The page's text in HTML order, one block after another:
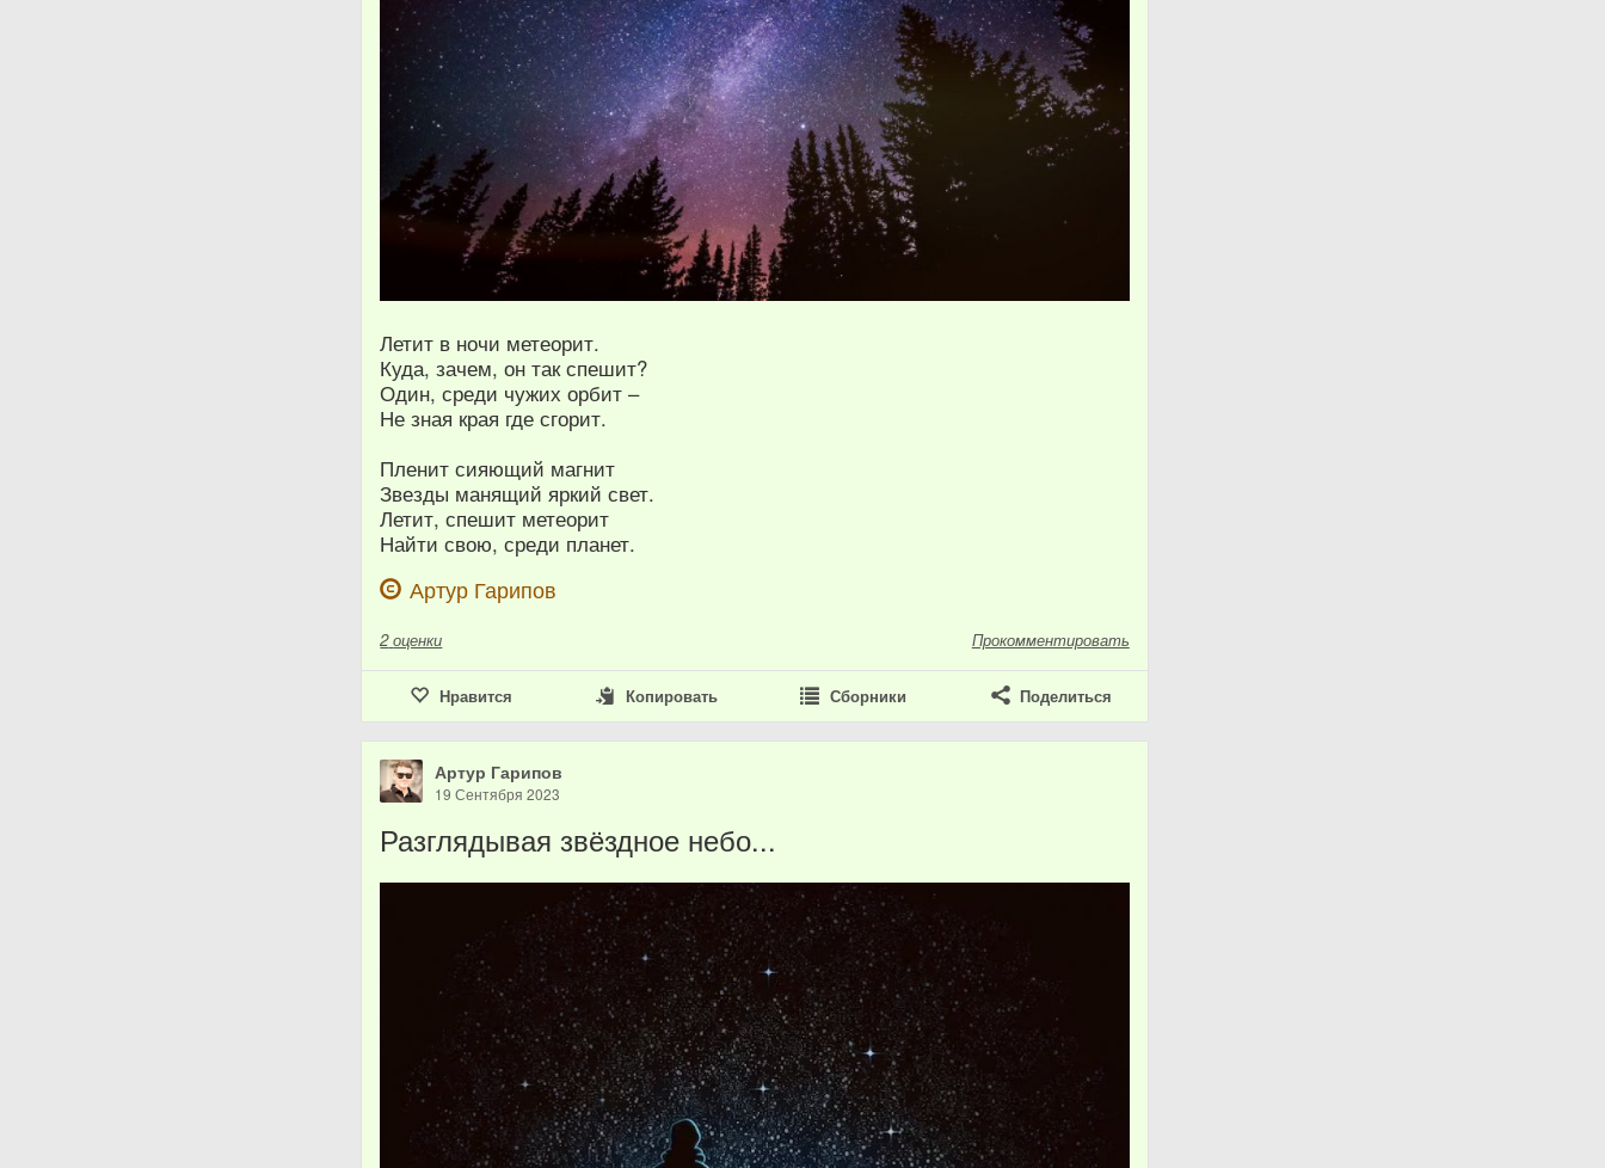
Летит в ночи метеорит.
Куда, зачем, он так спешит?
Один, среди чужих орбит –
Не зная края где сгорит.
Пленит сияющий магнит
Звезды манящий яркий свет.
Летит, спешит метеорит
Найти свою, среди планет.
Артур Гарипов
2 оценки Прокомментировать
Нравится Копировать Сборники Поделиться
Артур Гарипов
19 Сентября 2023
Разглядывая звёздное небо...